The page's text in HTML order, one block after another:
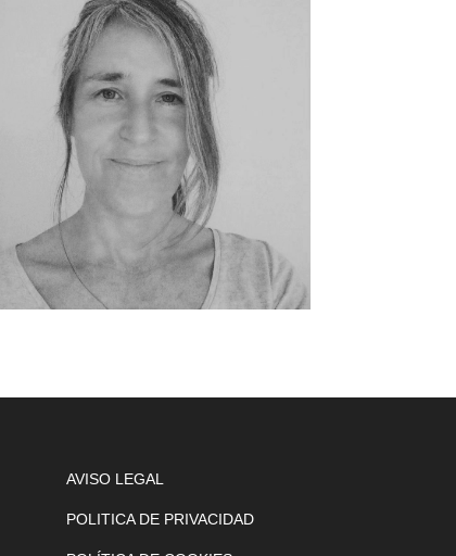
AVISO LEGAL
POLITICA DE PRIVACIDAD